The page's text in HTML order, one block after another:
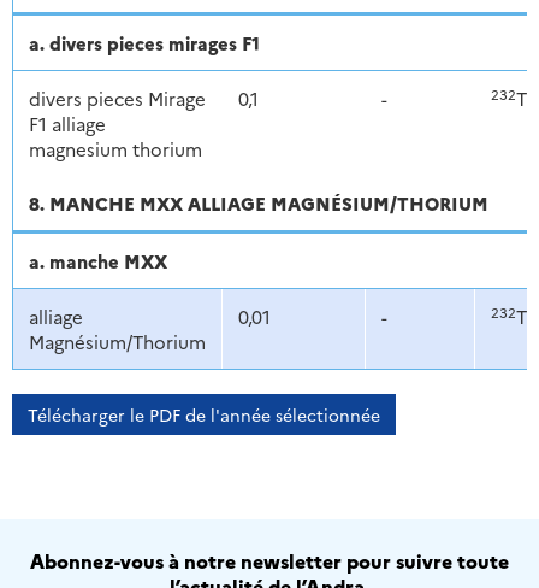
a. divers pieces mirages F1
divers pieces Mirage
F1 alliage
magnesium thorium
0,1 - 232Th
8. MANCHE MXX ALLIAGE MAGNÉSIUM/THORIUM
a. manche MXX
alliage
Magnésium/Thorium
0,01 - 232Th
Télécharger le PDF de l'année sélectionnée
Abonnez-vous à notre newsletter pour suivre toute